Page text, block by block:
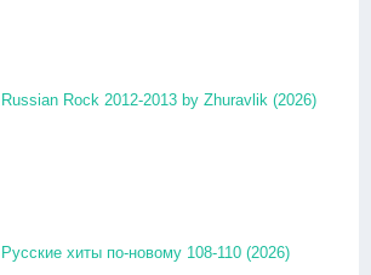
Russian Rock 2012-2013 by Zhuravlik (2026)
Русские хиты по-новому 108-110 (2026)